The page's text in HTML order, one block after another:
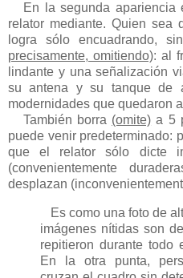
En la segunda apariencia
relator mediante. Quien
logra sólo encuadrando,
precisamente, omitiendo): al
lindante y una señalización
su antena y su tanque de
modernidades que quedaron
También borra (omite) a 5
puede venir predeterminado:
que el relator sólo dicte
(convenientemente
desplazan
Es como una foto de
imágenes nítidas son
repitieron durante todo
En la otra punta,